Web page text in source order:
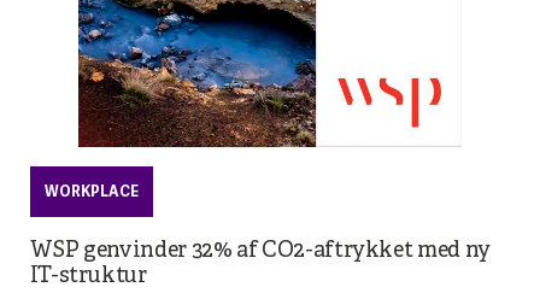
WORKPLACE
WSP genvinder 32% af CO2-aftrykket med ny
IT-struktur